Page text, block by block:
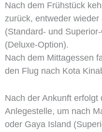
Nach dem Frühstück
zurück, entweder
(Standard- und
(Deluxe-Option).
Nach dem Mittagessen
den Flug nach Kota
Nach der Ankunft erfolgt
Anlegestelle, um nach
oder Gaya Island